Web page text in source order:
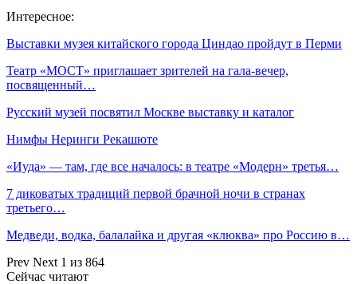
Интересное:
Выставки музея китайского города Циндао пройдут в Перми
Театр «МОСТ» приглашает зрителей на гала-вечер,
посвященный…
Русский музей посвятил Москве выставку и каталог
Нимфы Неринги Рекашюте
«Иуда» — там, где все началось: в театре «Модерн» третья…
7 диковатых традиций первой брачной ночи в странах
третьего…
Медведи, водка, балалайка и другая «клюква» про Россию в…
Prev Next 1 из 864
Сейчас читают